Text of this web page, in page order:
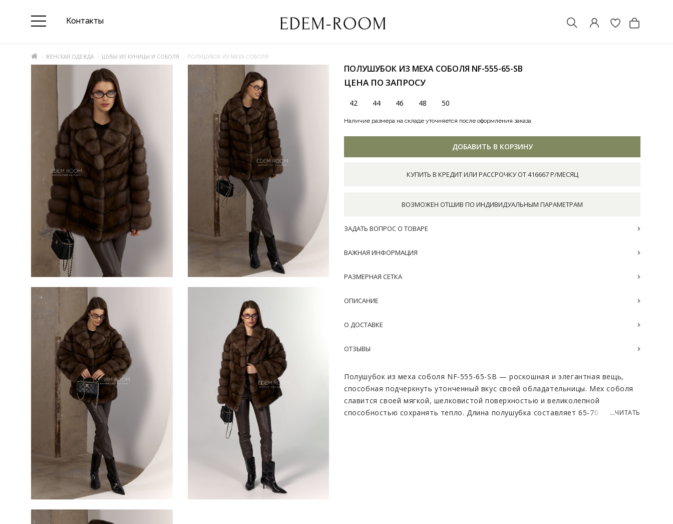
Контакты
ЖЕНСКАЯ ОДЕЖДА ШУБЫ ИЗ КУНИЦЫ И СОБОЛЯ ПОЛУШУБОК ИЗ МЕХА СОБОЛЯ
ПОЛУШУБОК ИЗ МЕХА СОБОЛЯ NF-555-65-SB
ЦЕНА ПО ЗАПРОСУ
42 44 46 48 50
Наличие размера на складе уточняется после оформления заказа
ДОБАВИТЬ В КОРЗИНУ
КУПИТЬ В КРЕДИТ ИЛИ РАССРОЧКУ ОТ 416667 Р/МЕСЯЦ
ВОЗМОЖЕН ОТШИВ ПО ИНДИВИДУАЛЬНЫМ ПАРАМЕТРАМ
ЗАДАТЬ ВОПРОС О ТОВАРЕ
ВАЖНАЯ ИНФОРМАЦИЯ
РАЗМЕРНАЯ СЕТКА
ОПИСАНИЕ
О ДОСТАВКЕ
ОТЗЫВЫ
Полушубок из меха соболя NF-555-65-SB — роскошная и элегантная вещь,
способная подчеркнуть утонченный вкус своей обладательницы. Мех соболя
славится своей мягкой, шелковистой поверхностью и великолепной
способностью сохранять тепло. Длина полушубка составляет 65-70 см., что
...ЧИТАТЬ